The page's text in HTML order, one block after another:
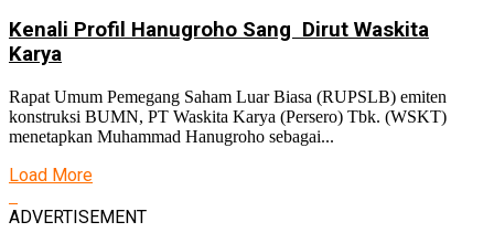
Kenali Profil Hanugroho Sang Dirut Waskita
Karya
Rapat Umum Pemegang Saham Luar Biasa (RUPSLB) emiten
konstruksi BUMN, PT Waskita Karya (Persero) Tbk. (WSKT)
menetapkan Muhammad Hanugroho sebagai...
Load More
ADVERTISEMENT